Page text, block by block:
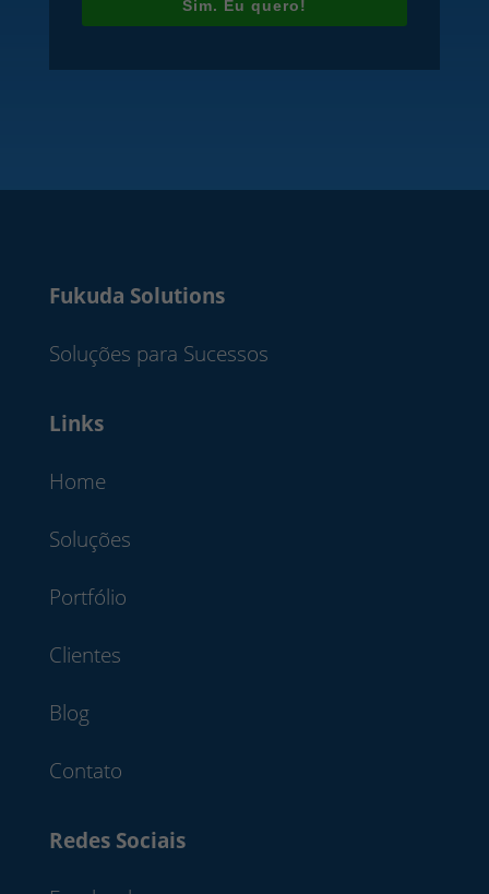
Sim. Eu quero!
Fukuda Solutions
Soluções para Sucessos
Links
Home
Soluções
Portfólio
Clientes
Blog
Contato
Redes Sociais